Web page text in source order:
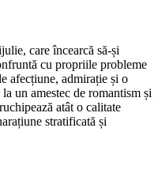
care încearcă să-și
cu propriile probleme
afecțiune, admirație și o
un amestec de romantism și
atât o calitate
stratificată și